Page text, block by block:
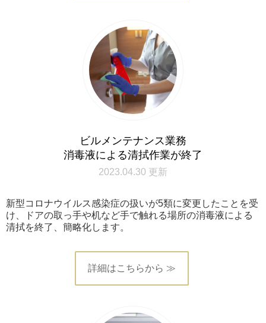
ビルメンテナンス業務
消毒液による清拭作業が終了
2023.04.30 更新
新型コロナウイルス感染症の扱いが5類に変更したことを受
け、ドアの取っ手や机など手で触れる場所の消毒液による
清拭を終了、簡略化します。
詳細はこちらから ≫